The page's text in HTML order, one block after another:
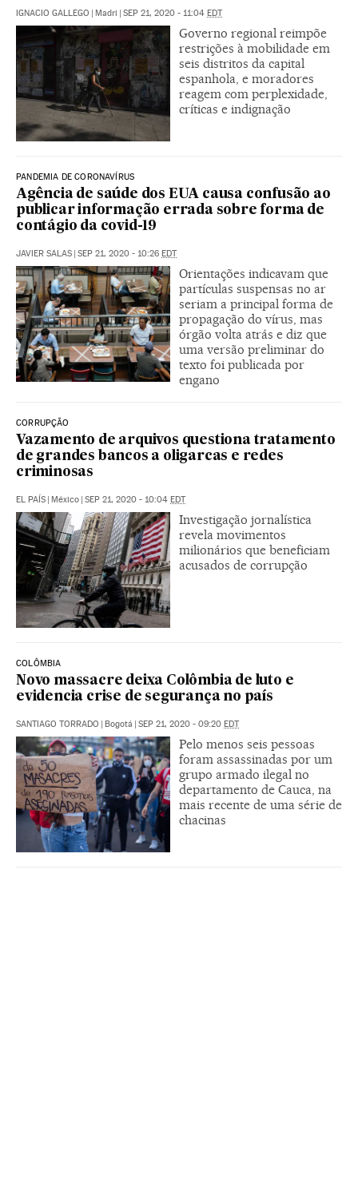
IGNACIO GALLEGO | Madri | SEP 21, 2020 - 11:04 EDT
Governo regional reimpõe
restrições à mobilidade em
seis distritos da capital
espanhola, e moradores
reagem com perplexidade,
críticas e indignação
PANDEMIA DE CORONAVÍRUS
Agência de saúde dos EUA causa confusão ao
publicar informação errada sobre forma de
contágio da covid-19
JAVIER SALAS | SEP 21, 2020 - 10:26 EDT
Orientações indicavam que
partículas suspensas no ar
seriam a principal forma de
propagação do vírus, mas
órgão volta atrás e diz que
uma versão preliminar do
texto foi publicada por
engano
CORRUPÇÃO
Vazamento de arquivos questiona tratamento
de grandes bancos a oligarcas e redes
criminosas
EL PAÍS | México | SEP 21, 2020 - 10:04 EDT
Investigação jornalística
revela movimentos
milionários que beneficiam
acusados de corrupção
COLÔMBIA
Novo massacre deixa Colômbia de luto e
evidencia crise de segurança no país
SANTIAGO TORRADO | Bogotá | SEP 21, 2020 - 09:20 EDT
Pelo menos seis pessoas
foram assassinadas por um
grupo armado ilegal no
departamento de Cauca, na
mais recente de uma série de
chacinas